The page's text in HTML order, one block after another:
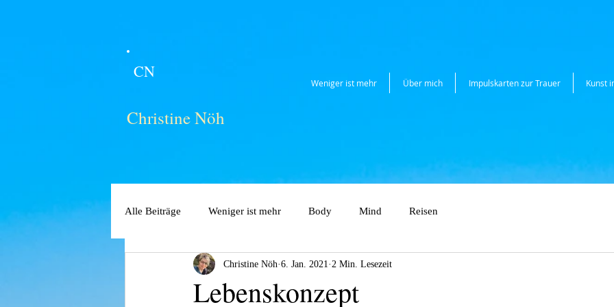
Weniger ist mehr Über mich Impulskarten zur Trauer Kunst
CN
Christine Nöh
Alle Beiträge Weniger ist mehr Body Mind Reisen
Lebenskonzept
Christine Nöh 6. Jan. 2021 2 Min. Lesezeit